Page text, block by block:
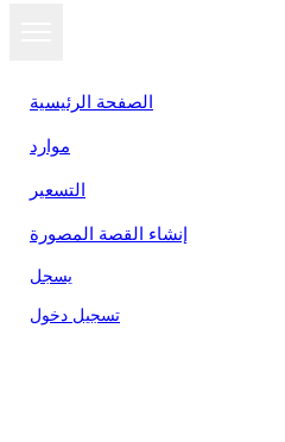
الصفحة الرئيسية
موارد
التسعير
إنشاء القصة المصورة
يسجل
تسجيل دخول